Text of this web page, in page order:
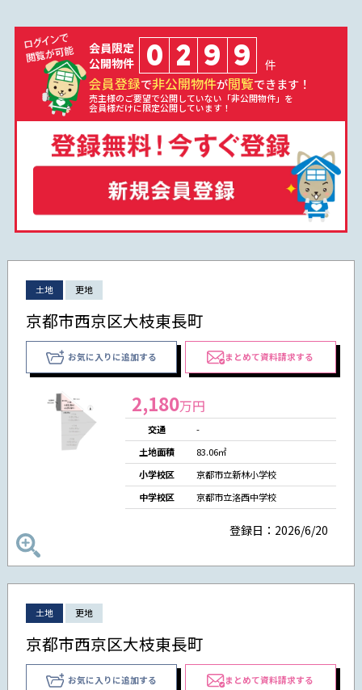
会員限定
公開物件
0 2 9 9 件
会員登録で非公開物件が閲覧できます！
売主様のご要望で公開していない「非公開物件」を
会員様だけに限定公開しています！
土地 更地
京都市西京区大枝東長町
お気に入りに追加する まとめて資料請求する
2,180万円
交通
-
土地面積
83.06㎡
小学校区
京都市立新林小学校
中学校区
京都市立洛西中学校
登録日：2026/6/20
土地 更地
京都市西京区大枝東長町
お気に入りに追加する まとめて資料請求する